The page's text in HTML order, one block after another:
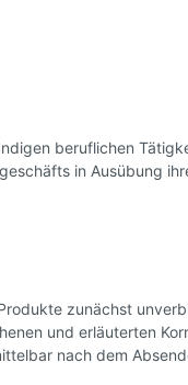
beruflichen
in Ausübung
zunächst
und erläuterten
nach dem